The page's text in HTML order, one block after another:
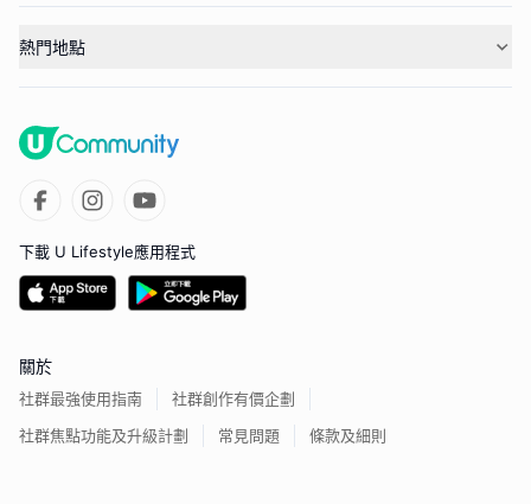
熱門地點
下載 U Lifestyle應用程式
關於
社群最強使用指南
社群創作有價企劃
社群焦點功能及升級計劃
常見問題 條款及細則